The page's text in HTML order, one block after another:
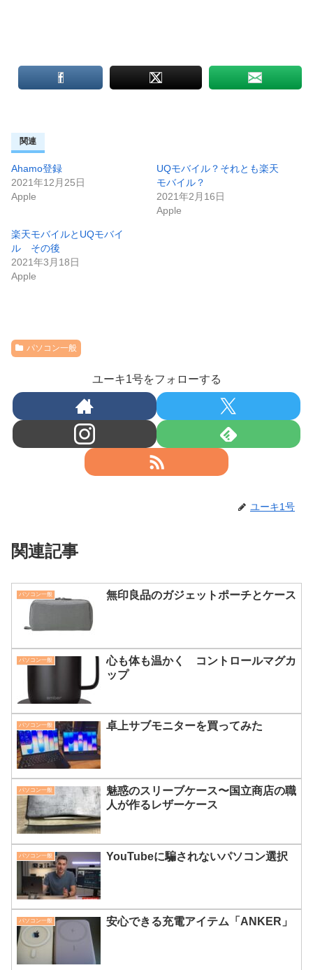
関連
Ahamo登録
2021年12月25日
Apple
UQモバイル？それとも楽天
モバイル？
2021年2月16日
Apple
楽天モバイルとUQモバイ
ル その後
2021年3月18日
Apple
パソコン一般
ユーキ1号をフォローする
ユーキ1号
関連記事
パソコン一般 無印良品のガジェットポーチとケース
パソコン一般
心も体も温かく コントロールマグカ
ップ
パソコン一般 卓上サブモニターを買ってみた
パソコン一般
魅惑のスリーブケース〜国立商店の職
人が作るレザーケース
パソコン一般 YouTubeに騙されないパソコン選択
パソコン一般 安心できる充電アイテム「ANKER」